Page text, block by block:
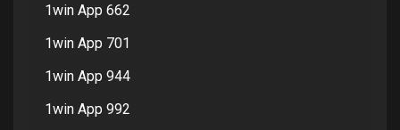
1win App 662
1win App 701
1win App 944
1win App 992